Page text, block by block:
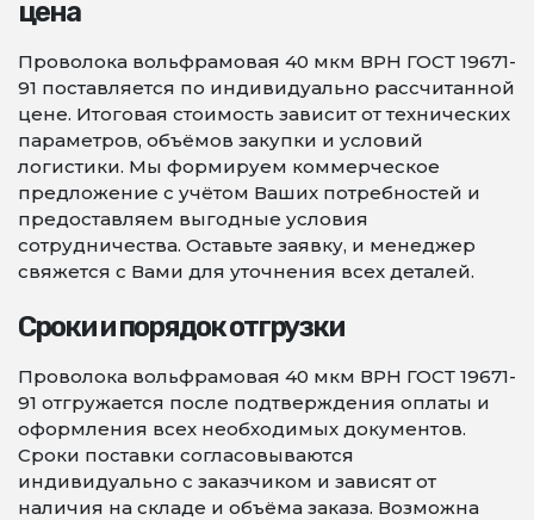
цена
Проволока вольфрамовая 40 мкм ВРН ГОСТ 19671-
91 поставляется по индивидуально рассчитанной
цене. Итоговая стоимость зависит от технических
параметров, объёмов закупки и условий
логистики. Мы формируем коммерческое
предложение с учётом Ваших потребностей и
предоставляем выгодные условия
сотрудничества. Оставьте заявку, и менеджер
свяжется с Вами для уточнения всех деталей.
Сроки и порядок отгрузки
Проволока вольфрамовая 40 мкм ВРН ГОСТ 19671-
91 отгружается после подтверждения оплаты и
оформления всех необходимых документов.
Сроки поставки согласовываются
индивидуально с заказчиком и зависят от
наличия на складе и объёма заказа. Возможна